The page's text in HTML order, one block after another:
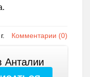
Комментарии (0)
Анталии